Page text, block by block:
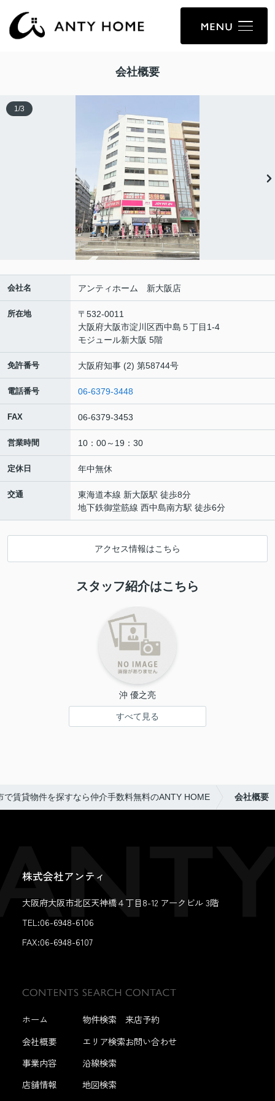
会社概要
1 /3
会社名 アンティホーム 新大阪店
所在地
〒532-0011
大阪府大阪市淀川区西中島５丁目1-4
モジュール新大阪 5階
免許番号 大阪府知事 (2) 第58744号
電話番号 06-6379-3448
FAX 06-6379-3453
営業時間 10：00～19：30
定休日 年中無休
交通
東海道本線 新大阪駅 徒歩8分
地下鉄御堂筋線 西中島南方駅 徒歩6分
アクセス情報はこちら
スタッフ紹介はこちら
沖 優之亮
すべて見る
で賃貸物件を探すなら仲介手数料無料のANTY HOME 会社概要
株式会社アンティ
大阪府大阪市北区天神橋４丁目8-12 アークビル 3階
TEL:06-6948-6106
FAX:06-6948-6107
ホーム
会社概要
事業内容
店舗情報
物件検索
エリア検索
沿線検索
地図検索
来店予約
お問い合わせ